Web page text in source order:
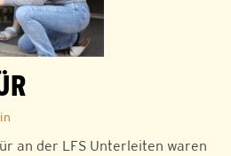
an der LFS Unterleiten waren